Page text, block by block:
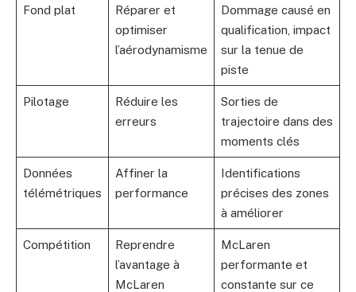
Fond plat
Réparer et
optimiser
l’aérodynamisme
Dommage causé en
qualification, impact
sur la tenue de
piste
Pilotage
Réduire les
erreurs
Sorties de
trajectoire dans des
moments clés
Données
télémétriques
Affiner la
performance
Identifications
précises des zones
à améliorer
Compétition
Reprendre
l’avantage à
McLaren
McLaren
performante et
constante sur ce